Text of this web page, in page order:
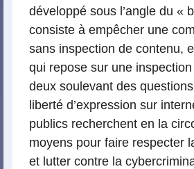
développé sous l’angle du «
consiste à empêcher une
sans inspection de contenu,
qui repose sur une
deux soulevant des
liberté d’expression sur
publics recherchent en la
moyens pour faire respecter
et lutter contre la